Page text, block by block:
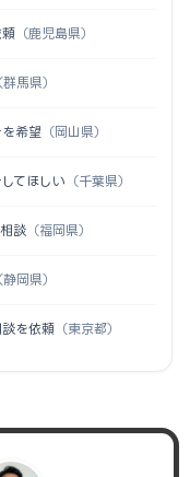
頼 （鹿児島県）
群馬県）
希望 （岡山県）
てほしい （千葉県）
談 （福岡県）
静岡県）
を依頼 （東京都）